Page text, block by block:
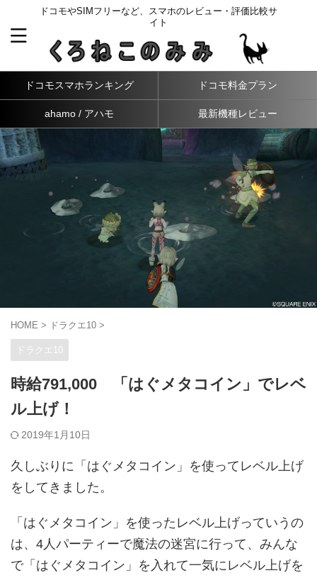
ドコモやSIMフリーなど、スマホのレビュー・評価比較サ
イト
ドコモスマホランキング ドコモ料金プラン
ahamo / アハモ 最新機種レビュー
HOME > ドラクエ10 >
ドラクエ10
時給791,000 「はぐメタコイン」でレベ
ル上げ！
2019年1月10日
久しぶりに「はぐメタコイン」を使ってレベル上げ
をしてきました。
「はぐメタコイン」を使ったレベル上げっていうの
は、4人パーティーで魔法の迷宮に行って、みんな
で「はぐメタコイン」を入れて一気にレベル上げを